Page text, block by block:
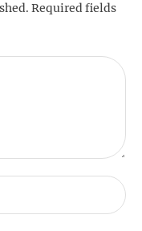
Required fields